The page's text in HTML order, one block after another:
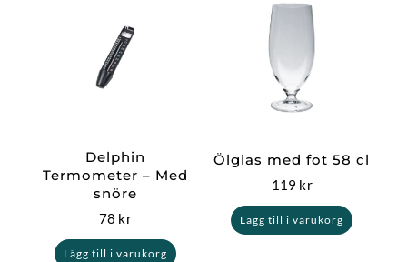
Delphin
Termometer – Med
snöre
78 kr
Lägg till i varukorg
Ölglas med fot 58 cl
119 kr
Lägg till i varukorg